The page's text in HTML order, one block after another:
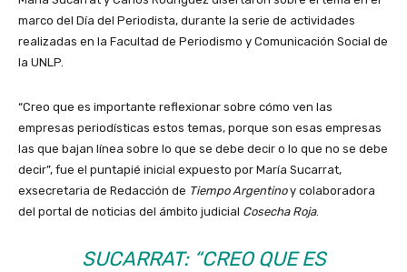
marco del Día del Periodista, durante la serie de actividades
realizadas en la Facultad de Periodismo y Comunicación Social de
la UNLP.
“Creo que es importante reflexionar sobre cómo ven las
empresas periodísticas estos temas, porque son esas empresas
las que bajan línea sobre lo que se debe decir o lo que no se debe
decir”, fue el puntapié inicial expuesto por María Sucarrat,
exsecretaria de Redacción de Tiempo Argentinoy colaboradora
del portal de noticias del ámbito judicial Cosecha Roja.
SUCARRAT: “CREO QUE ES